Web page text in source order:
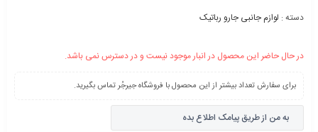
دسته : لوازم جانبی جارو رباتیک
در حال حاضر این محصول در انبار موجود نیست و در دسترس نمی باشد.
برای سفارش تعداد بیشتر از این محصول با فروشگاه جیرجُر تماس بگیرید.
به من از طریق پیامک اطلاع بده